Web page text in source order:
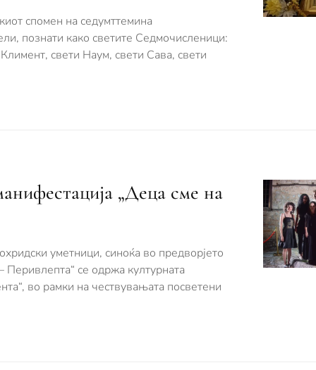
спомен на седумттемина
познати како светите Седмочисленици:
свети Наум, свети Сава, свети
„Деца сме на
уметници, синоќа во предворјето
Перивлепта“ се одржа културната
во рамки на чествувањата посветени